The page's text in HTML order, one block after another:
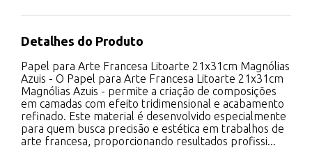
Detalhes do Produto
Papel para Arte Francesa Litoarte 21x31cm Magnólias
Azuis - O Papel para Arte Francesa Litoarte 21x31cm
Magnólias Azuis - permite a criação de composições
em camadas com efeito tridimensional e acabamento
refinado. Este material é desenvolvido especialmente
para quem busca precisão e estética em trabalhos de
arte francesa, proporcionando resultados profissi...